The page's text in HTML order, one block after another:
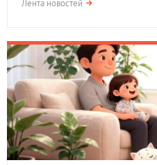
Лента новостей